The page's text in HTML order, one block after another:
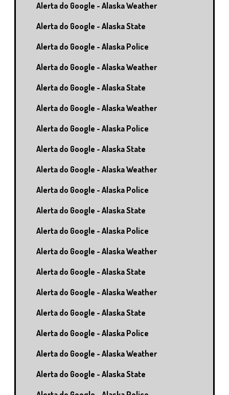
Alerta do Google - Alaska Weather
Alerta do Google - Alaska State
Alerta do Google - Alaska Police
Alerta do Google - Alaska Weather
Alerta do Google - Alaska State
Alerta do Google - Alaska Weather
Alerta do Google - Alaska Police
Alerta do Google - Alaska State
Alerta do Google - Alaska Weather
Alerta do Google - Alaska Police
Alerta do Google - Alaska State
Alerta do Google - Alaska Police
Alerta do Google - Alaska Weather
Alerta do Google - Alaska State
Alerta do Google - Alaska Weather
Alerta do Google - Alaska State
Alerta do Google - Alaska Police
Alerta do Google - Alaska Weather
Alerta do Google - Alaska State